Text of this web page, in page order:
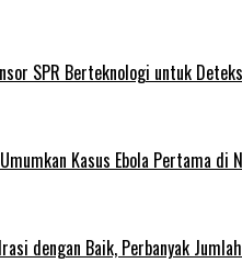
SPR Berteknologi untuk
Kasus Ebola Pertama di
dengan Baik, Perbanyak